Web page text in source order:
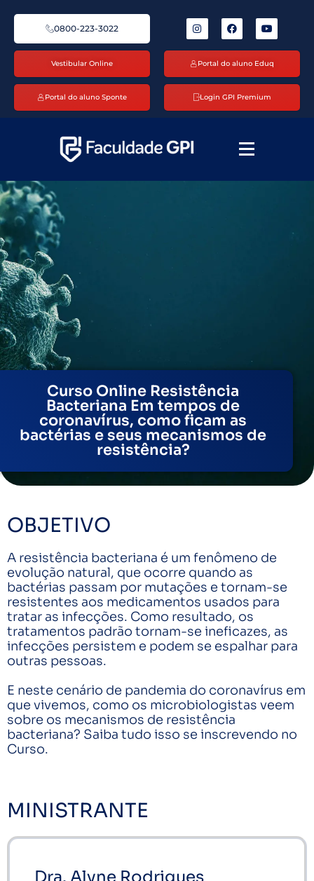
0800-223-3022
Vestibular Online Portal do aluno Eduq
Portal do aluno Sponte Login GPI Premium
Curso Online Resistência
Bacteriana Em tempos de
coronavírus, como ficam as
bactérias e seus mecanismos de
resistência?
OBJETIVO
A resistência bacteriana é um fenômeno de
evolução natural, que ocorre quando as
bactérias passam por mutações e tornam-se
resistentes aos medicamentos usados para
tratar as infecções. Como resultado, os
tratamentos padrão tornam-se ineficazes, as
infecções persistem e podem se espalhar para
outras pessoas.
E neste cenário de pandemia do coronavírus em
que vivemos, como os microbiologistas veem
sobre os mecanismos de resistência
bacteriana? Saiba tudo isso se inscrevendo no
Curso.
MINISTRANTE
Dra. Alyne Rodrigues